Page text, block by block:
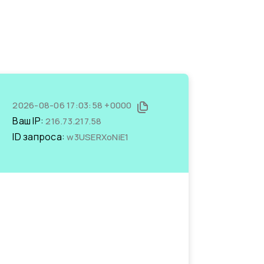
2026-08-06 17:03:58 +0000
Ваш IP:216.73.217.58
ID запроса:w3USERXoNiE1